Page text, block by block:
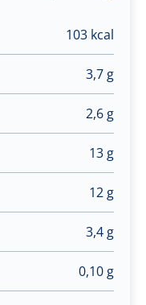
103 kcal
3,7 g
2,6 g
13 g
12 g
3,4 g
0,10 g